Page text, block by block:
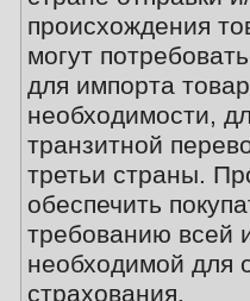
происхождения
могут
для импорта
необходимости,
транзитной
третьи страны.
обеспечить
требованию всей
необходимой для
страхования.